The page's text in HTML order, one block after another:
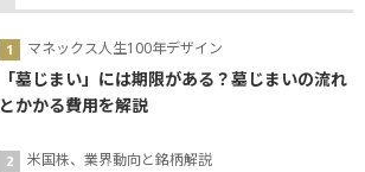
マネックス人生100年デザイン
「墓じまい」には期限がある？墓じまいの流れ
とかかる費用を解説
米国株、業界動向と銘柄解説